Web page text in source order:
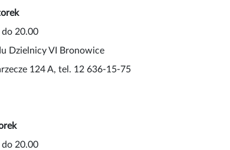
20.00
Dzielnicy VI Bronowice
124 A, tel. 12 636-15-75
20.00